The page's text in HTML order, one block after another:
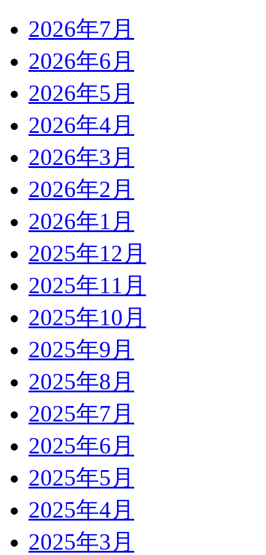
2026年7月
2026年6月
2026年5月
2026年4月
2026年3月
2026年2月
2026年1月
2025年12月
2025年11月
2025年10月
2025年9月
2025年8月
2025年7月
2025年6月
2025年5月
2025年4月
2025年3月